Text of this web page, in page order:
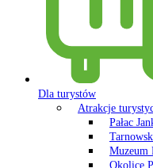
Dla turystów
Atrakcje
Pałac
Muzeum
Okolice